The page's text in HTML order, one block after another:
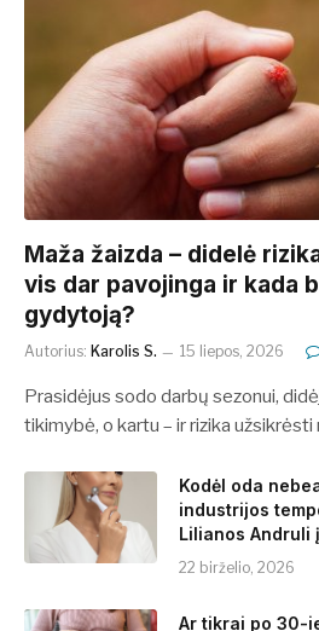
​​Maža žaizda – didelė
vis dar pavojinga ir kada
gydytoją?
Autorius: Karolis S. 15 liepos, 2026
Prasidėjus sodo darbų sezonui,
tikimybė, o kartu – ir rizika
Kodėl oda
industrijos
Lilianos Andruli
22 birželio, 2026
Ar tikrai po 30-